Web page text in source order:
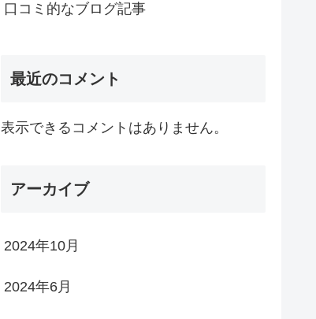
口コミ的なブログ記事
最近のコメント
表示できるコメントはありません。
アーカイブ
2024年10月
2024年6月